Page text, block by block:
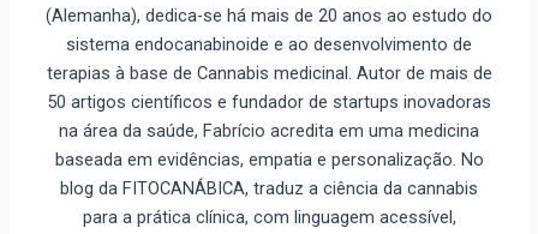
(Alemanha), dedica-se há mais de 20 anos ao estudo do
sistema endocanabinoide e ao desenvolvimento de
terapias à base de Cannabis medicinal. Autor de mais de
50 artigos científicos e fundador de startups inovadoras
na área da saúde, Fabrício acredita em uma medicina
baseada em evidências, empatia e personalização. No
blog da FITOCANÁBICA, traduz a ciência da cannabis
para a prática clínica, com linguagem acessível,